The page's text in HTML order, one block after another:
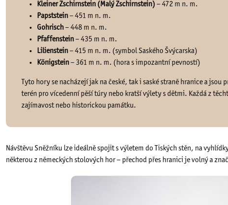
Kleiner Zschirnstein (Malý Zschirnstein) – 472 m n. m.
Papststein – 451 m n. m.
Gohrisch – 448 m n. m.
Pfaffenstein – 435 m n. m.
Lilienstein – 415 m n. m. (symbol Saského Švýcarska)
Königstein – 361 m n. m. (hora s impozantní pevností)
Tyto hory se nacházejí jak na české, tak i saské straně hranice a
terén pro vícedenní pěší túry nebo kratší výlety s dětmi. Každá z
zajímavost nebo historickou památku.
Návštěvu Sněžníku lze ideálně spojit s výletem do Tiských stěn, na
některou z německých stolových hor – přechod přes hranici je volný a